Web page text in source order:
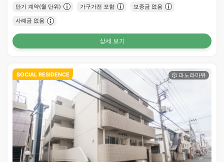
단기 계약(월 단위) 가구가전 포함 보증금 없음
사례금 없음
상세 보기
SOCIAL RESIDENCE